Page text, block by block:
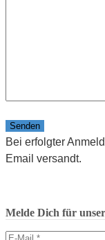
Bitte lasse dieses
Bei erfolgter
Email versandt.
Melde Dich für